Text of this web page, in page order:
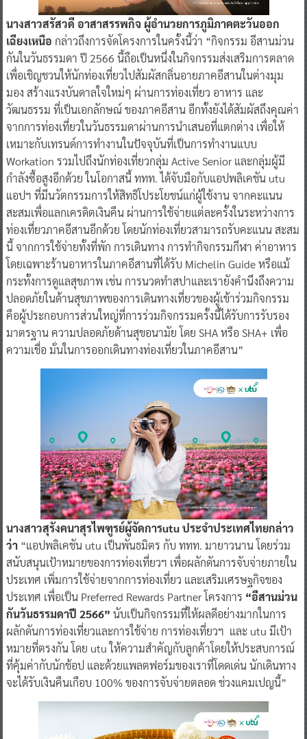
นางสาวสรัสวดี อาสาสรรพกิจ ผู้อำนวยการภูมิภาคตะวันออก
เฉียงเหนือ กล่าวถึงการจัดโครงการในครั้งนี้ว่า “กิจกรรม อีสานม่วน
กันในวันธรรมดา ปี 2566 นี้ถือเป็นหนึ่งในกิจกรรมส่งเสริมการตลาด
เพื่อเชิญชวนให้นักท่องเที่ยวไปสัมผัสกลิ่นอายภาคอีสานในต่างมุม
มอง สร้างแรงบันดาลใจใหม่ๆ ผ่านการท่องเที่ยว อาหาร และ
วัฒนธรรม ที่เป็นเอกลักษณ์ ของภาคอีสาน อีกทั้งยังได้สัมผัสถึงคุณค่า
จากการท่องเที่ยวในวันธรรมดาผ่านการนำเสนอที่แตกต่าง เพื่อให้
เหมาะกับเทรนด์การทำงานในปัจจุบันที่เป็นการทำงานแบบ
Workation รวมไปถึงนักท่องเที่ยวกลุ่ม Active Senior และกลุ่มผู้มี
กำลังซื้อสูงอีกด้วย ในโอกาสนี้ ททท. ได้จับมือกับแอปพลิเคชัน utu
แอปฯ ที่มีนวัตกรรมการให้สิทธิโประโยชน์แก่ผู้ใช้งาน จากคะแนน
สะสมเพื่อแลกเครดิตเงินคืน ผ่านการใช้จ่ายแต่ละครั้งในระหว่างการ
ท่องเที่ยวภาคอีสานอีกด้วย โดยนักท่องเที่ยวสามารถรับคะแนน สะสม
นี้ จากการใช้จ่ายทั้งที่พัก การเดินทาง การทำกิจกรรมกีฬา ค่าอาหาร
โดยเฉพาะร้านอาหารในภาคอีสานที่ได้รับ Michelin Guide หรือแม้
กระทั้งการดูแลสุขภาพ เช่น การนวดทำสปาและเรายังคำนึงถึงความ
ปลอดภัยในด้านสุขภาพของการเดินทางเที่ยวของผู้เข้าร่วมกิจกรรม
คือผู้ประกอบการส่วนใหญ่ที่การร่วมกิจกรรมครั้งนี้ได้รับการรับรอง
มาตรฐาน ความปลอดภัยด้านสุขอนามัย โดย SHA หรือ SHA+ เพื่อ
ความเชื่อ มั่นในการออกเดินทางท่องเที่ยวในภาคอีสาน”
นางสาวสุรังคนาสุรไพฑูรย์ผู้จัดการutu ประจำประเทศไทยกล่าว
ว่า“แอปพลิเคชัน utu เป็นพันธมิตร กับ ททท. มายาวนาน โดยร่วม
สนับสนุนเป้าหมายของการท่องเที่ยวฯ เพื่อผลักดันการจับจ่ายภายใน
ประเทศ เพิ่มการใช้จ่ายจากการท่องเที่ยว และเสริมเศรษฐกิจของ
ประเทศ เพื่อเป็น Preferred Rewards Partner โครงการ “อีสานม่วน
กันวันธรรมดาปี 2566” นับเป็นกิจกรรมที่ให้ผลดีอย่างมากในการ
ผลักดันการท่องเที่ยวและการใช้จ่าย การท่องเที่ยวฯ และ utu มีเป้า
หมายที่ตรงกัน โดย utu ให้ความสำคัญกับลูกค้าโดยให้ประสบการณ์
ที่คุ้มค่ากับนักช้อป และด้วยแพลตฟอร์มของเราที่โดดเด่น นักเดินทาง
จะได้รับเงินคืนเกือบ 100% ของการจับจ่ายตลอด ช่วงแคมเปญนี้”